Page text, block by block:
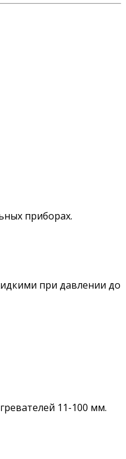
приборах.
при давлении до
11-100 мм.